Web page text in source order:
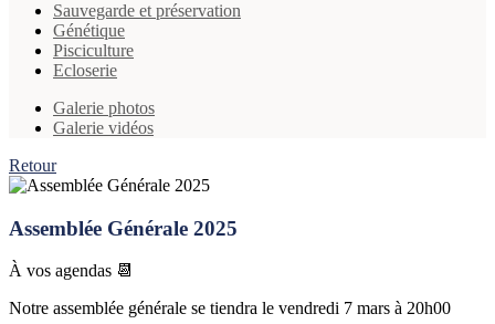
Sauvegarde et préservation
Génétique
Pisciculture
Ecloserie
Galerie photos
Galerie vidéos
Retour
Assemblée Générale 2025
À vos agendas 📆
Notre assemblée générale se tiendra le vendredi 7 mars à 20h00